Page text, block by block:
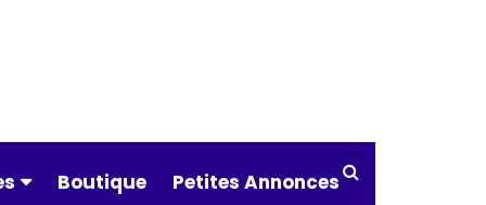
Boutique Petites Annonces